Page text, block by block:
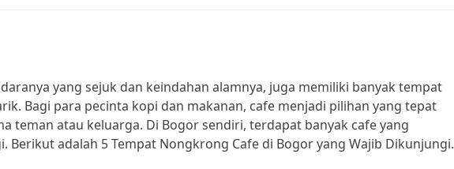
yang sejuk dan keindahan alamnya, juga memiliki banyak tempat
Bagi para pecinta kopi dan makanan, cafe menjadi pilihan yang tepat
teman atau keluarga. Di Bogor sendiri, terdapat banyak cafe yang
adalah 5 Tempat Nongkrong Cafe di Bogor yang Wajib Dikunjungi.